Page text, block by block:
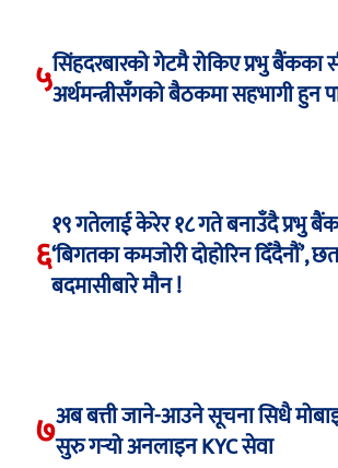
५सिंहदरबारको गेटमै रोकिए प्रभु बैंकका
अर्थमन्त्रीसँगको बैठकमा सहभागी हुन
६
१९ गतेलाई केरेर १८ गते बनाउँदै प्रभु
‘बिगतका कमजोरी दोहोरिन दिँदैनौं’,
बदमासीबारे मौन !
७अब बत्ती जाने-आउने सूचना सिधै
सुरु गर्‍यो अनलाइन KYC सेवा